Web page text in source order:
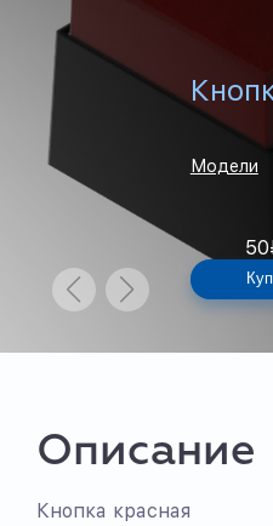
Модели
50
Описание
Кнопка красная